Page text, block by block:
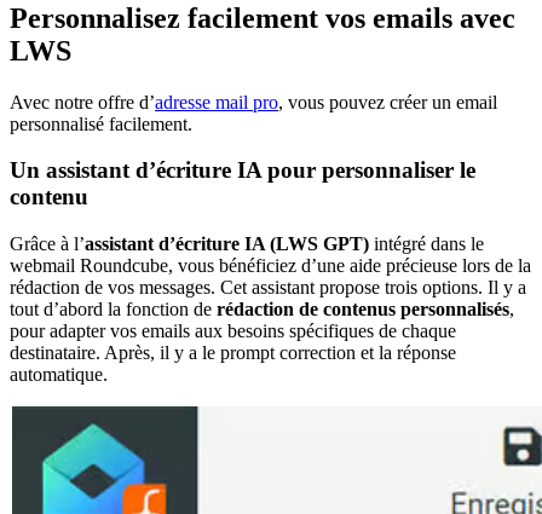
Personnalisez facilement vos emails avec
LWS
Avec notre offre d’adresse mail pro, vous pouvez créer un email
personnalisé facilement.
Un assistant d’écriture IA pour personnaliser le
contenu
Grâce à l’assistant d’écriture IA (LWS GPT) intégré dans le
webmail Roundcube, vous bénéficiez d’une aide précieuse lors de la
rédaction de vos messages. Cet assistant propose trois options. Il y a
tout d’abord la fonction de rédaction de contenus personnalisés,
pour adapter vos emails aux besoins spécifiques de chaque
destinataire. Après, il y a le prompt correction et la réponse
automatique.